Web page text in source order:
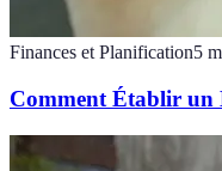
Finances et Planification5
Comment Établir un